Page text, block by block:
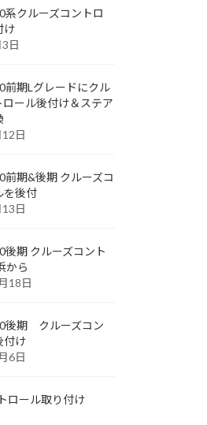
系クルーズコントロ
け
日
前期Lグレードにクル
ロール後付け＆ステア
日
前期&後期 クルーズコ
を後付
日
後期 クルーズコント
から
18日
後期 クルーズコン
付け
6日
ロール取り付け